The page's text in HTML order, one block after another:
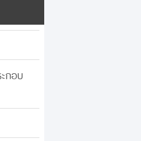
กอบ